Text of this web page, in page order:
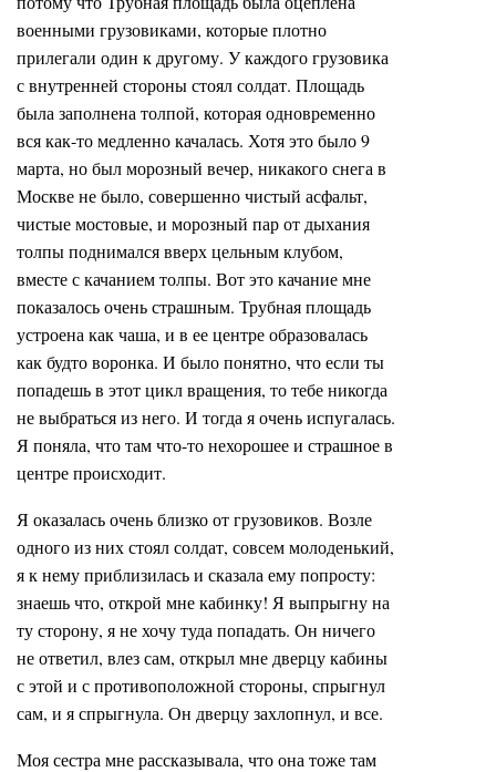
военными грузовиками, которые плотно
прилегали один к другому. У каждого грузовика
с внутренней стороны стоял солдат. Площадь
была заполнена толпой, которая одновременно
вся как-то медленно качалась. Хотя это было 9
марта, но был морозный вечер, никакого снега в
Москве не было, совершенно чистый асфальт,
чистые мостовые, и морозный пар от дыхания
толпы поднимался вверх цельным клубом,
вместе с качанием толпы. Вот это качание мне
показалось очень страшным. Трубная площадь
устроена как чаша, и в ее центре образовалась
как будто воронка. И было понятно, что если ты
попадешь в этот цикл вращения, то тебе никогда
не выбраться из него. И тогда я очень испугалась.
Я поняла, что там что-то нехорошее и страшное в
центре происходит.
Я оказалась очень близко от грузовиков. Возле
одного из них стоял солдат, совсем молоденький,
я к нему приблизилась и сказала ему попросту:
знаешь что, открой мне кабинку! Я выпрыгну на
ту сторону, я не хочу туда попадать. Он ничего
не ответил, влез сам, открыл мне дверцу кабины
с этой и с противоположной стороны, спрыгнул
сам, и я спрыгнула. Он дверцу захлопнул, и все.
Моя сестра мне рассказывала, что она тоже там